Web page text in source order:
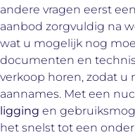
andere vragen eerst
aanbod zorgvuldig na
wat u mogelijk nog
documenten en
verkoop horen, zodat
aannames. Met een
ligging en
het snelst tot een